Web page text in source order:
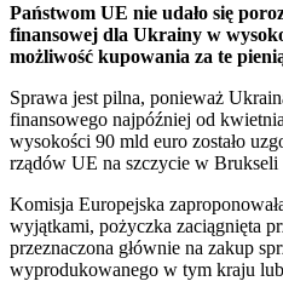
Państwom UE nie udało się
finansowej dla Ukrainy w
możliwość kupowania za te
Sprawa jest pilna, ponieważ
finansowego najpóźniej od
wysokości 90 mld euro zostało
rządów UE na szczycie w Brukseli
Komisja Europejska
wyjątkami, pożyczka zaciągnięta
przeznaczona głównie na zakup
wyprodukowanego w tym kraju